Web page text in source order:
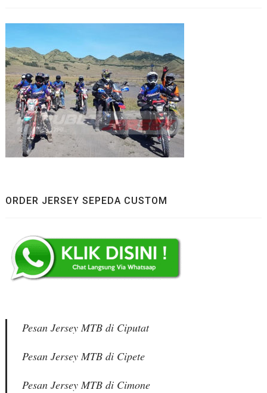
ORDER JERSEY SEPEDA CUSTOM
Pesan Jersey MTB di Ciputat
Pesan Jersey MTB di Cipete
Pesan Jersey MTB di Cimone